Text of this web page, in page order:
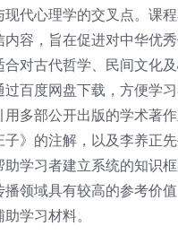
代心理学的交叉点。课
容，旨在促进对中华优
对古代哲学、民间文化
过百度网盘下载，方便学
用多部公开出版的学术著
》的注解，以及李养正
助学习者建立系统的知识
领域具有较高的参考价
学习材料。